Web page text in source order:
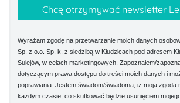
Wyrażam zgodę na przetwarzanie moich danych
Sp. z o.o. Sp. k. z siedzibą w Kłudzicach pod adresem
Sulejów, w celach marketingowych. Zapoznałem/
dotyczącym prawa dostępu do treści moich danych i
poprawiania. Jestem świadom/świadoma, iż moja zgoda
każdym czasie, co skutkować będzie usunięciem